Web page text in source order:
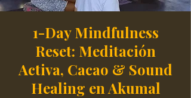
1-Day Mindfulness
Reset: Meditación
Activa, Cacao & Sound
Healing en Akumal